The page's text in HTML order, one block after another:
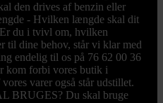
den drives af benzin eller
- Hvilken længde skal dit
du i tvivl om, hvilken
til dine behov, står vi klar med
endelig til os på 76 62 00 36
kom forbi vores butik i
varer også står udstillet.
BRUGES? Du skal bruge